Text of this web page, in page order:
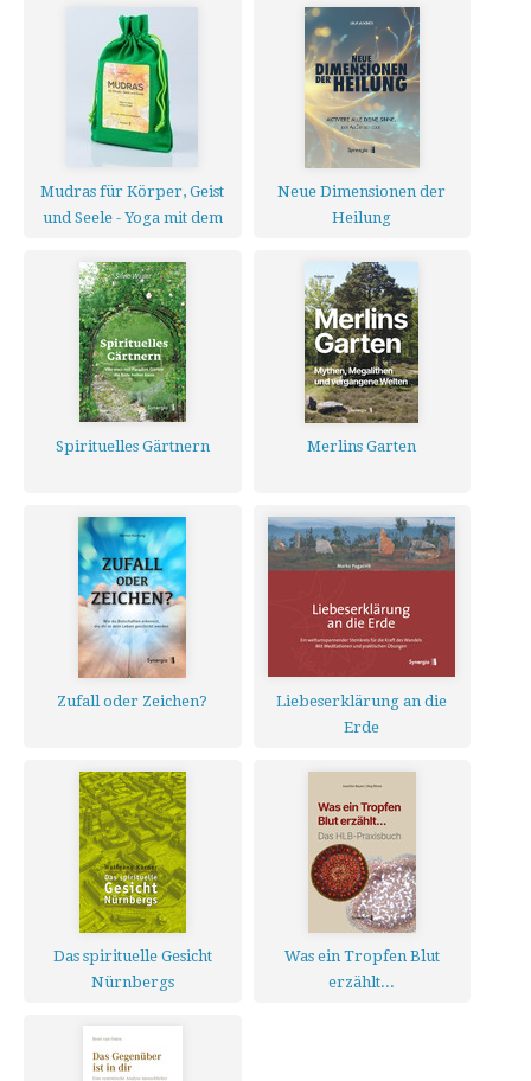
Mudras für Körper, Geist
und Seele - Yoga mit dem
Neue Dimensionen der
Heilung
Spirituelles Gärtnern Merlins Garten
Zufall oder Zeichen?
Liebeserklärung an die
Erde
Das spirituelle Gesicht
Nürnbergs
Was ein Tropfen Blut
erzählt...